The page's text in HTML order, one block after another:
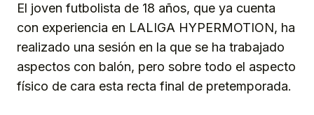
El joven futbolista de 18 años, que ya cuenta
con experiencia en LALIGA HYPERMOTION, ha
realizado una sesión en la que se ha trabajado
aspectos con balón, pero sobre todo el aspecto
físico de cara esta recta final de pretemporada.